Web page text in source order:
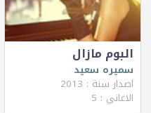
البوم مازال
سميره سعيد
اصدار سنة : 2013
الاغاني : 5